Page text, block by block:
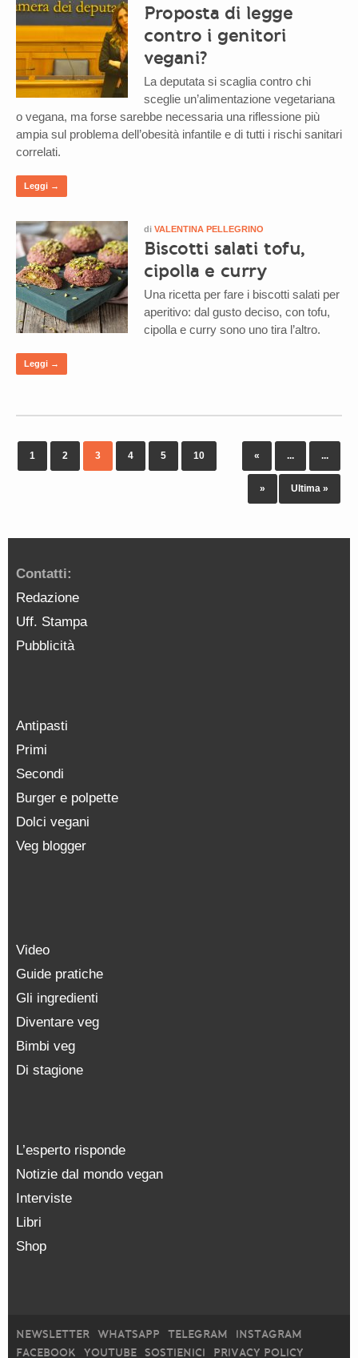
Proposta di legge
contro i genitori
vegani?
La deputata si scaglia contro chi
sceglie un’alimentazione vegetariana
o vegana, ma forse sarebbe necessaria una riflessione più
ampia sul problema dell’obesità infantile e di tutti i rischi sanitari
correlati.
Leggi →
di VALENTINA PELLEGRINO
Biscotti salati tofu,
cipolla e curry
Una ricetta per fare i biscotti salati per
aperitivo: dal gusto deciso, con tofu,
cipolla e curry sono uno tira l’altro.
Leggi →
«
1 2 3 4 5 ...
10 ...
» Ultima »
Contatti:
Redazione
Uff. Stampa
Pubblicità
Antipasti
Primi
Secondi
Burger e polpette
Dolci vegani
Veg blogger
Video
Guide pratiche
Gli ingredienti
Diventare veg
Bimbi veg
Di stagione
L’esperto risponde
Notizie dal mondo vegan
Interviste
Libri
Shop
NEWSLETTER WHATSAPP TELEGRAM
INSTAGRAM
FACEBOOK
YOUTUBE SOSTIENICI PRIVACY POLICY